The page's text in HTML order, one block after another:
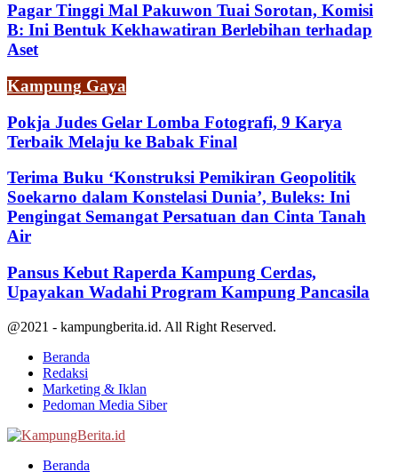
Pagar Tinggi Mal Pakuwon Tuai Sorotan, Komisi
B: Ini Bentuk Kekhawatiran Berlebihan terhadap
Aset
Kampung Gaya
Pokja Judes Gelar Lomba Fotografi, 9 Karya
Terbaik Melaju ke Babak Final
Terima Buku ‘Konstruksi Pemikiran Geopolitik
Soekarno dalam Konstelasi Dunia’, Buleks: Ini
Pengingat Semangat Persatuan dan Cinta Tanah
Air
Pansus Kebut Raperda Kampung Cerdas,
Upayakan Wadahi Program Kampung Pancasila
@2021 - kampungberita.id. All Right Reserved.
Beranda
Redaksi
Marketing & Iklan
Pedoman Media Siber
Beranda